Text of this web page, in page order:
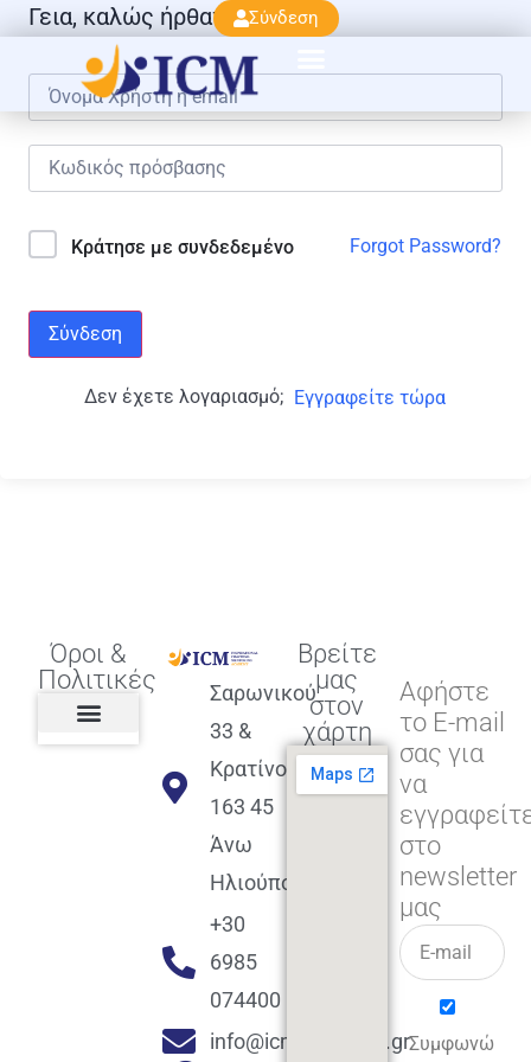
Σύνδεση
Γεια, καλώς ήρθατε πάλι!
Κράτησε με συνδεδεμένο Forgot Password?
Σύνδεση
Δεν έχετε λογαριασμό; Εγγραφείτε τώρα
Όροι &
Πολιτικές
Σαρωνικού
33 &
Κρατίνου
163 45
Άνω
Ηλιούπολη
+30
6985
074400
info@icmacademy.gr
Βρείτε
μας
στον
χάρτη
Αφήστε
το E-mail
σας για
να
στο
newsletter
μας
Συμφωνώ